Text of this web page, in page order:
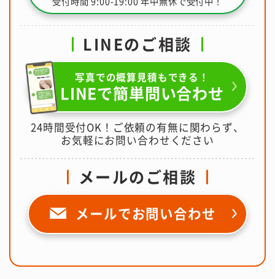
LINEのご相談
写真での概算見積もできる！
LINEで簡単問い合わせ
24時間受付OK！ご依頼の有無に関わらず、
お気軽にお問い合わせください
メールのご相談
メールでお問い合わせ